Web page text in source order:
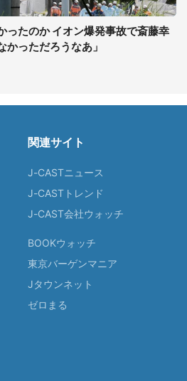
ったのか イオン爆発事故で斎藤幸
っただろうなあ」
関連サイト
J-CASTニュース
J-CASTトレンド
J-CAST会社ウォッチ
BOOKウォッチ
東京バーゲンマニア
Jタウンネット
ゼロまる